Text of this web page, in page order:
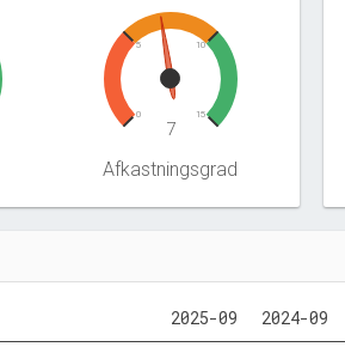
0
5 10
15
7
Afkastningsgrad
2025-09 2024-09